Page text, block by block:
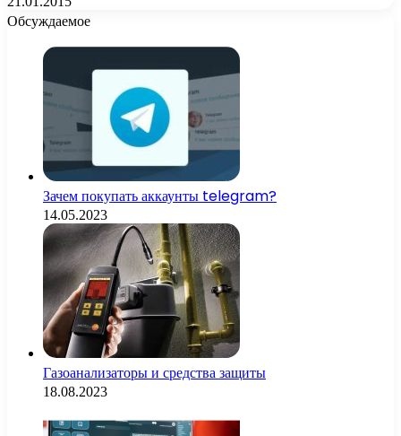
Обсуждаемое
Зачем покупать аккаунты telegram?
14.05.2023
Газоанализаторы и средства защиты
18.08.2023